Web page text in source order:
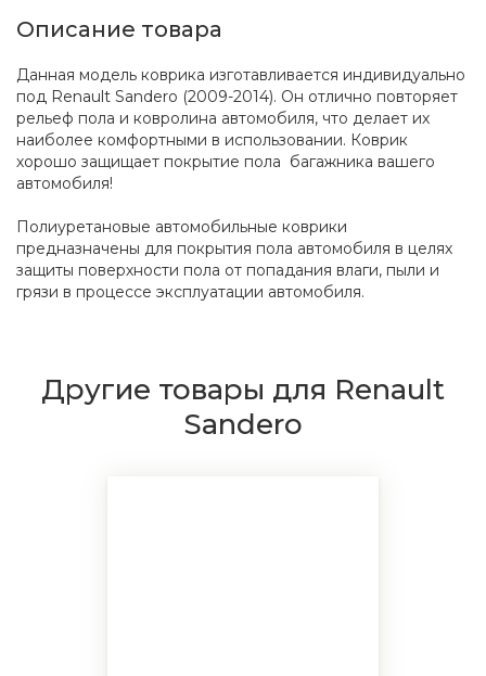
Описание товара
Данная модель коврика изготавливается индивидуально
под Renault Sandero (2009-2014). Он отлично повторяет
рельеф пола и ковролина автомобиля, что делает их
наиболее комфортными в использовании. Коврик
хорошо защищает покрытие пола багажника вашего
автомобиля!
Полиуретановые автомобильные коврики
предназначены для покрытия пола автомобиля в целях
защиты поверхности пола от попадания влаги, пыли и
грязи в процессе эксплуатации автомобиля.
Другие товары для Renault
Sandero